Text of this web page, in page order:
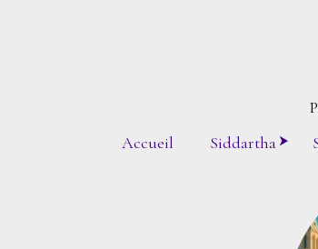
Accueil
Siddartha